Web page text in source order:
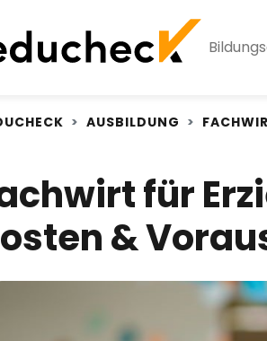
AUSBILDUNG
für
&